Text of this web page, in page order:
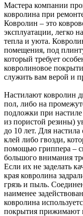
Мастера компании
ковролина при
Ковролин – это
эксплуатации, легко
тепла и уюта.
помещения, под
который требует
ковролиновое
служить вам верой и
Настилают ковролин
пол, либо на
подложки при
из пористой резины)
до 10 лет. Для
клей либо гвозди,
помощью гриппера –
большого внимания
Если их не заделать
края ковролина
грязь и пыль.
наименее
ковролина
покрытия прижимают